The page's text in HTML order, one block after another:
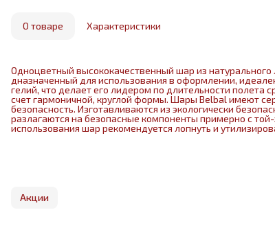
О товаре Характеристики
Одноцветный высококачественный шар из натурального
дназначенный для использования в оформлении,
гелий, что делает его лидером по длительности полета
счет гармоничной, круглой формы. Шары Belbal имеют
безопасность. Изготавливаются из экологически
разлагаются на безопасные компоненты примерно с
использования шар рекомендуется лопнуть и
Акции